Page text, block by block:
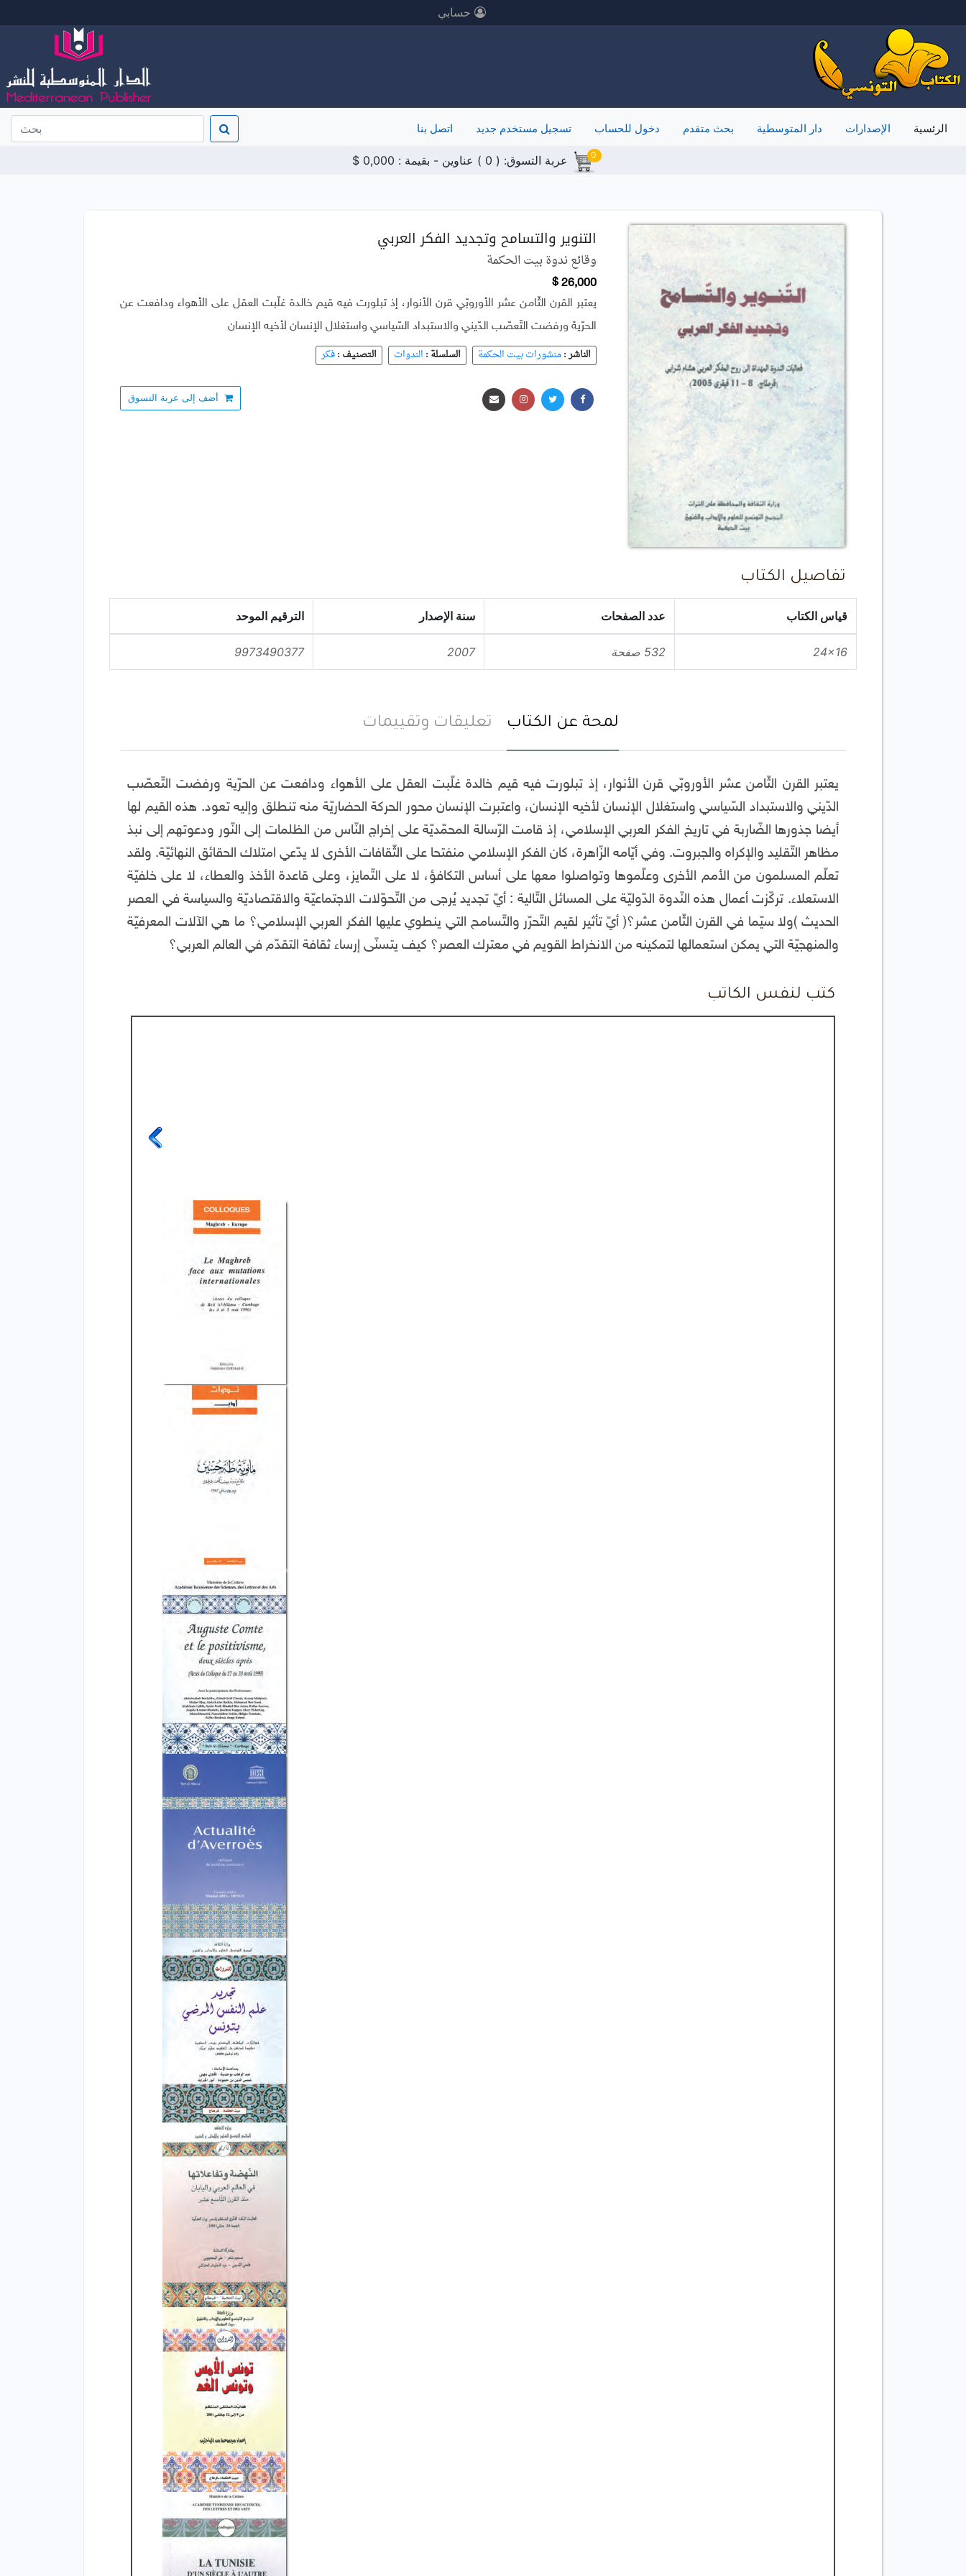
حسابي
الرئسية الإصدارات دار المتوسطية بحث متقدم دخول للحساب تسجيل مستخدم جديد اتصل بنا
0 عربة التسوق: (
0
) عناوين - بقيمة : 0,000
$
التنوير والتسامح وتجديد الفكر العربي
وقائع ندوة بيت الحكمة
26,000 $
يعتبر القرن الثّامن عشر الأوروبّي قرن الأنوار، إذ تبلورت فيه قيم خالدة غلّبت العقل على الأهواء ودافعت عن
الحرّية ورفضت التّعصّب الدّيني والاستبداد السّياسي واستغلال الإنسان لأخيه الإنسان
الناشر :منشورات بيت الحكمة السلسلة : الندوات التصنيف :فكر
أضف إلى عربة التسوق
تفاصيل الكتاب
قياس الكتاب عدد الصفحات سنة الإصدار الترقيم الموحد
24x16 532 صفحة 2007
9973490377
لمحة عن الكتاب تعليقات وتقييمات
يعتبر القرن الثّامن عشر الأوروبّي قرن الأنوار، إذ تبلورت فيه قيم خالدة غلّبت العقل على الأهواء ودافعت عن الحرّية ورفضت التّعصّب
الدّيني والاستبداد السّياسي واستغلال الإنسان لأخيه الإنسان، واعتبرت الإنسان محور الحركة الحضاريّة منه تنطلق وإليه تعود. هذه القيم لها
أيضا جذورها الضّاربة في تاريخ الفكر العربي الإسلامي، إذ قامت الرّسالة المحمّديّة على إخراج النّاس من الظلمات إلى النّور ودعوتهم إلى نبذ
مظاهر التّقليد والإكراه والجبروت. وفي أيّامه الزّاهرة، كان الفكر الإسلامي منفتحا على الثّقافات الأخرى لا يدّعي امتلاك الحقائق النهائيّة. ولقد
تعلّم المسلمون من الأمم الأخرى وعلّموها وتواصلوا معها على أساس التكافؤ، لا على التّمايز، وعلى قاعدة الأخذ والعطاء، لا على خلفيّة
الاستعلاء. تركّزت أعمال هذه النّدوة الدّوليّة على المسائل التّالية : أيّ تجديد يُرجى من التّحوّلات الاجتماعيّة والاقتصاديّة والسياسة في العصر
الحديث )ولا سيّما في القرن الثّامن عشر؟( أيّ تأثير لقيم التّحرّر والتّسامح التي ينطوي عليها الفكر العربي الإسلامي؟ ما هي الآلات المعرفيّة
والمنهجيّة التي يمكن استعمالها لتمكينه من الانخراط القويم في معترك العصر؟ كيف يتسنّى إرساء ثقافة التقدّم في العالم العربي؟
كتب لنفس الكاتب